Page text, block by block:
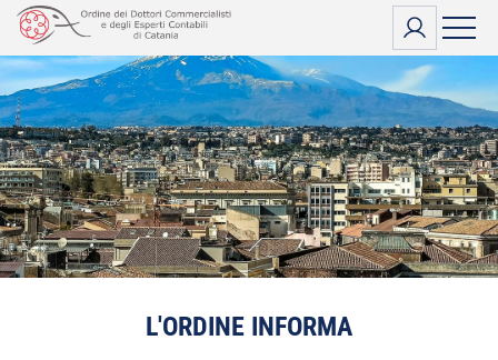
Vai
contenuto
L'ORDINE INFORMA